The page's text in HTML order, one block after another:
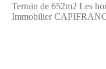
Terrain de 652m2 Les
Immobilier